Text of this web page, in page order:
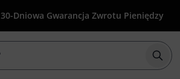
30-Dniowa Gwarancja Zwrotu Pieniędzy